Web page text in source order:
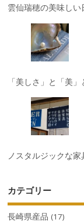
雲仙瑞穂の美味しい
「美しさ」と「美
ノスタルジックな
カテゴリー
長崎県産品 (17)